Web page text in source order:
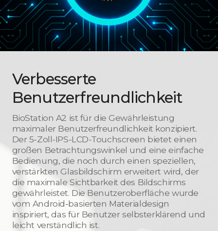
Verbesserte
Benutzerfreundlichkeit
BioStation A2 ist für die Gewährleistung
maximaler Benutzerfreundlichkeit konzipiert.
Der 5-Zoll-IPS-LCD-Touchscreen bietet einen
großen Betrachtungswinkel und eine einfache
Bedienung, die noch durch einen speziellen,
verstärkten Glasbildschirm erweitert wird, der
die maximale Sichtbarkeit des Bildschirms
gewährleistet. Die Benutzeroberfläche wurde
vom Android-basierten Materialdesign
inspiriert, das für Benutzer selbsterklärend und
leicht verständlich ist.